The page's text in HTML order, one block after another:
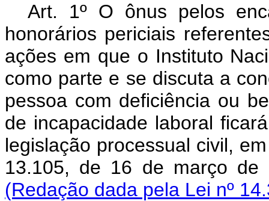
Art. 1º O ônus pelos
honorários periciais
ações em que o Instituto
como parte e se discuta a
pessoa com deficiência ou
de incapacidade laboral
legislação processual civil,
13.105, de 16 de março
(Redação dada pela Lei nº